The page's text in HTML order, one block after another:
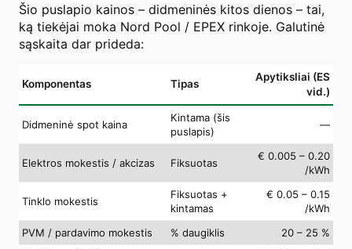
Šio puslapio kainos – didmeninės kitos dienos – tai,
ką tiekėjai moka Nord Pool / EPEX rinkoje. Galutinė
sąskaita dar prideda:
Komponentas Tipas
Apytiksliai (ES
vid.)
Didmeninė spot kaina
Kintama (šis
puslapis)
—
Elektros mokestis / akcizas Fiksuotas
€ 0.005 – 0.20
/kWh
Tinklo mokestis
Fiksuotas +
kintamas
€ 0.05 – 0.15
/kWh
PVM / pardavimo mokestis
% daugiklis
20 – 25 %